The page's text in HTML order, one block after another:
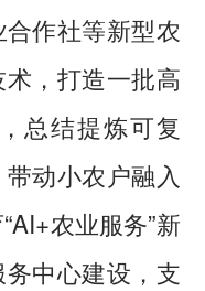
作社等新型农
，打造一批高
总结提炼可复
动小农户融入
农业服务”新
中心建设，支